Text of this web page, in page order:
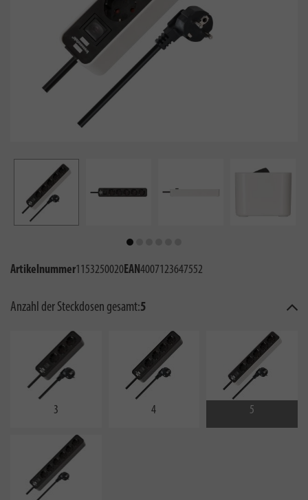
Artikelnummer1153250020EAN4007123647552
Anzahl der Steckdosen gesamt:5
3 4 5